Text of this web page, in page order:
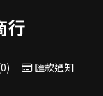
0 匯款通知